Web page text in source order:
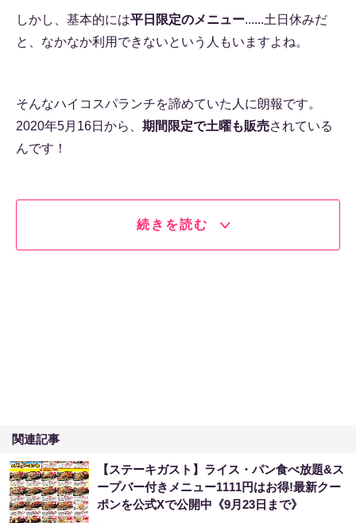
しかし、基本的には平日限定のメニュー......土日休みだ
と、なかなか利用できないという人もいますよね。
そんなハイコスパランチを諦めていた人に朗報です。
2020年5月16日から、 期間限定で土曜も販売されている
んです！
続きを読む
関連記事
【ステーキガスト】ライス・パン食べ放題&ス
ープバー付きメニュー1111円はお得!最新クー
ポンを公式Xで公開中《9月23日まで》